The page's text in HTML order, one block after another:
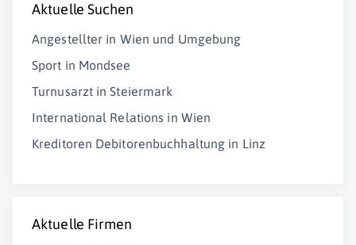
Aktuelle Suchen
Angestellter in Wien und Umgebung
Sport in Mondsee
Turnusarzt in Steiermark
International Relations in Wien
Kreditoren Debitorenbuchhaltung in Linz
Aktuelle Firmen